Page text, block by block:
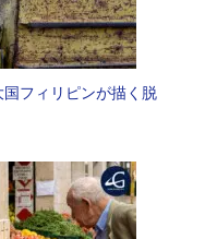
ィリピンが描く脱